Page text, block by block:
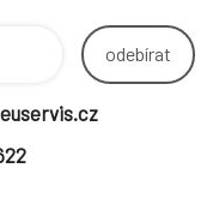
odebírat